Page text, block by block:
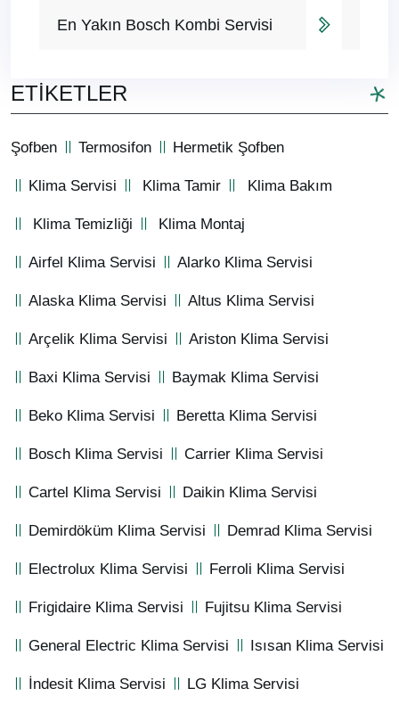
En Yakın Bosch Kombi Servisi
ETIKETLER
Şofben Termosifon Hermetik Şofben
Klima Servisi Klima Tamir Klima Bakım
Klima Temizliği Klima Montaj
Airfel Klima Servisi Alarko Klima Servisi
Alaska Klima Servisi Altus Klima Servisi
Arçelik Klima Servisi Ariston Klima Servisi
Baxi Klima Servisi Baymak Klima Servisi
Beko Klima Servisi Beretta Klima Servisi
Bosch Klima Servisi Carrier Klima Servisi
Cartel Klima Servisi Daikin Klima Servisi
Demirdöküm Klima Servisi Demrad Klima Servisi
Electrolux Klima Servisi Ferroli Klima Servisi
Frigidaire Klima Servisi Fujitsu Klima Servisi
General Electric Klima Servisi Isısan Klima Servisi
İndesit Klima Servisi LG Klima Servisi